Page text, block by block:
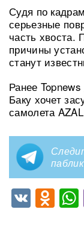
Судя по
серьезные
часть хвоста.
причины
станут
Ранее Topnews
Баку хочет
самолета
VK